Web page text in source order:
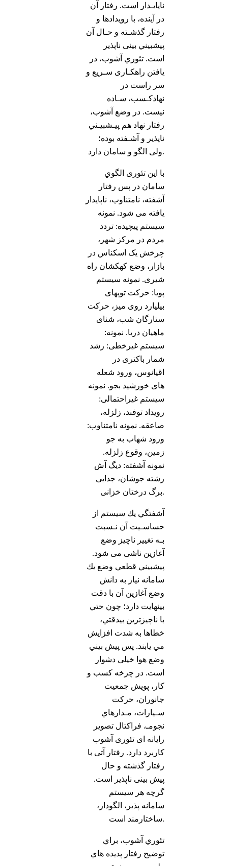
ناپايـدار است. رفتار آن
در آينده، با رویدادها و
رفتار گذشـته و حـال آن
پيشبيني بینی ناپذیر
است. تئوري آشوب، در
یافتن راهكـاری سـريع و
سر راست در
نهادكـسب، سـاده
نیست. در وضع آشوب،
رفتار نهاد هم پيـشبيـني
ناپذیر و آشـفته بوده؛
ولی الگو و سامان دارد.
با این تئوری الگوي
سامان در پس رفتار
آشفته، نامتناوب، ناپايدار
یافته می شود. نمونه
سیستم پیچیده: تردد
مردم در مرکز شهر،
چرخش یک اسکناس در
بازار، وضع کهکشان راه
شیری. نمونه سیستم
پویا: حرکت توپهای
بیلیارد روی میز، حرکت
ستارگان شب، شنای
ماهیان دریا. نمونه:
سیستم غیرخطی: رشد
شمار باکتری در
اقیانوس، ورود شعله
های خورشید بجو. نمونه
سیستم غیراحتمالی:
رویداد توفند، زلزله،
صاعقه. نمونه نامتناوب:
ورود شهاب به جو
زمین، وقوع زلزله.
نمونه آشفته: دیگ آش
رشته جوشان، جدایی
برگ درختان خزانی.
آشفتگي يك سيستم از
حساسـيت آن نـسبت
بـه تغییر ناچیز وضع
آغازین ناشی می شود.
پيشبيني قطعي وضع يك
سامانه نياز به دانش
وضع آغازین آن با دقت
بينهايت دارد؛ چون حتي
با ناچيزترين بيدقتي،
خطاها به شدت افزايش
مي يابند. پس پيش بيني
وضع هوا خیلی دشوار
است. در چرخه كسب و
كار، پویش جمعيت
جانوران، حركت
سـيارات، مـدارهاي
نجومـ، فراکتال تصویر
رایانه ای تئوری آشوب
کاربرد دارد. رفتار آتی با
رفتار گذشته و حال
پیش بینی ناپذیر است.
گرچه هر سیستم
سامانه پذیر، الگودار،
ساختارمند است.
تئوري آشوب، براي
توضيح رفتار پديده هاي